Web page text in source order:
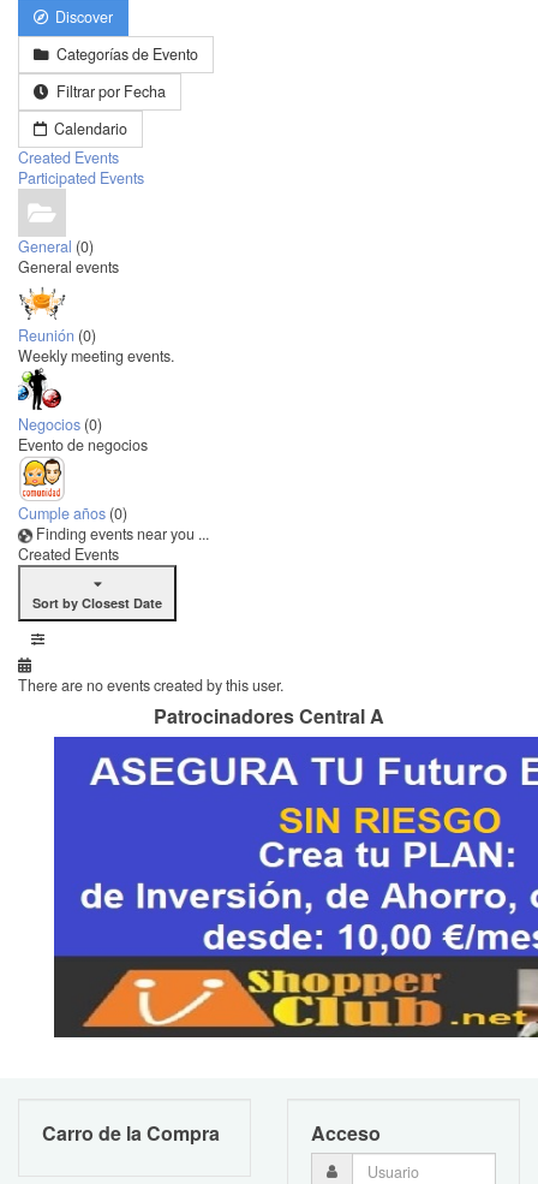
Discover
Categorías de Evento
Filtrar por Fecha
Calendario
Created Events
Participated Events
General (0)
General events
Reunión (0)
Weekly meeting events.
Negocios (0)
Evento de negocios
Cumple años (0)
Finding events near you ...
Created Events
Sort by Closest Date
There are no events created by this user.
Patrocinadores Central A
Carro de la Compra Acceso